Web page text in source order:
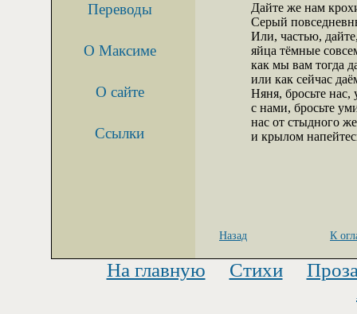
Переводы
О Максиме
О сайте
Ссылки
Дайте же нам
Серый
Или, частью,
яйца тёмные
как мы вам тогда
или как сейчас
Няня, бросьте нас,
с нами, бросьте
нас от стыдного
и крылом
Назад К
На главную Стихи